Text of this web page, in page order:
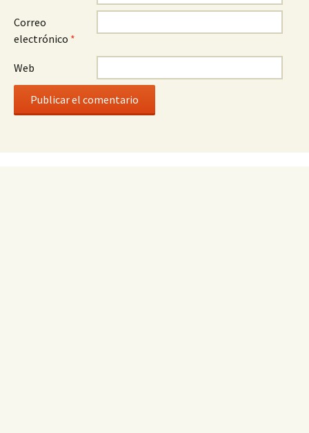
Correo
electrónico *
Web